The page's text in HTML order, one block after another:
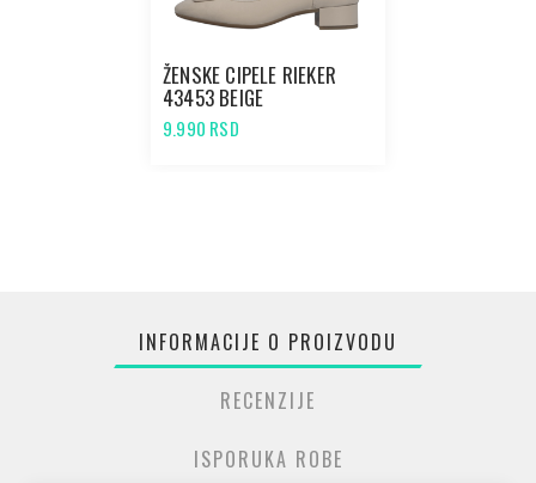
ŽENSKE CIPELE RIEKER
43453 BEIGE
9.990 RSD
INFORMACIJE O PROIZVODU
RECENZIJE
ISPORUKA ROBE